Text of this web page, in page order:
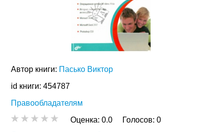
Автор книги: Пасько Виктор
id книги: 454787
Правообладателям
Оценка:0.0 Голосов:0